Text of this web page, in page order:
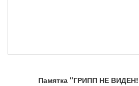
Памятка "ГРИПП НЕ